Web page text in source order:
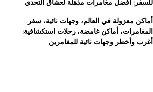
للسفر: أفضل مغامرات مذهلة لعشاق التحدي
أماكن معزولة في العالم، وجهات نائية، سفر
المغامرات، أماكن غامضة، رحلات استكشافية:
أغرب وأخطر وجهات نائية للمغامرين